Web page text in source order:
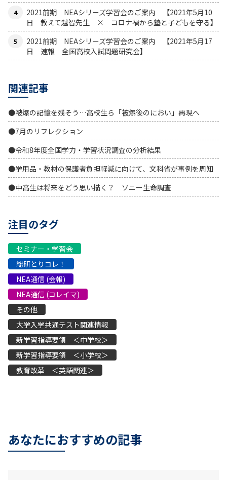
2021前期 NEAシリーズ学習会のご案内 【2021年5月10
日 教えて越智先生 × コロナ禍から塾と子どもを守る】
2021前期 NEAシリーズ学習会のご案内 【2021年5月17
日 速報 全国高校入試問題研究会】
関連記事
●被爆の記憶を残そう…高校生ら「被爆後のにおい」再現へ
●7月のリフレクション
●令和8年度全国学力・学習状況調査の分析結果
●学用品・教材の保護者負担軽減に向けて、文科省が事例を周知
●中高生は将来をどう思い描く？ ソニー生命調査
注目のタグ
セミナー・学習会
総研とりコレ！
NEA通信 (会報)
NEA通信 (コレイマ)
その他
大学入学共通テスト関連情報
新学習指導要領 ＜中学校＞
新学習指導要領 ＜小学校＞
教育改革 ＜英語関連＞
あなたにおすすめの記事